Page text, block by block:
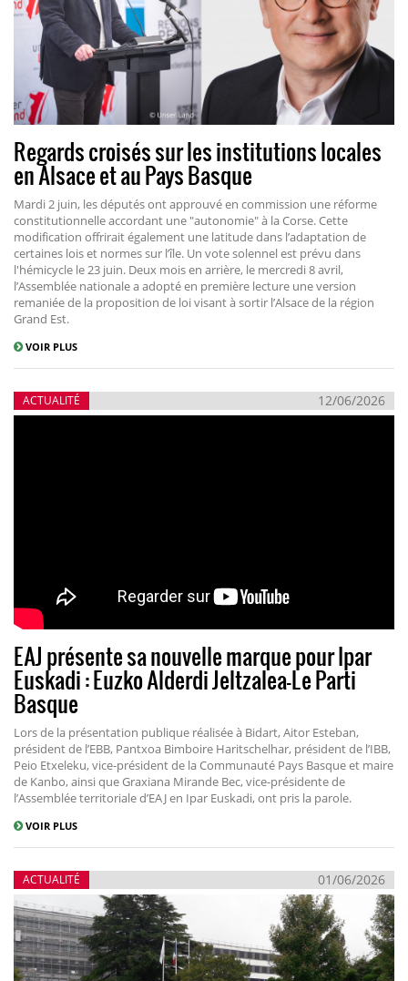
Regards croisés sur les institutions locales
en Alsace et au Pays Basque
Mardi 2 juin, les députés ont approuvé en commission une réforme
constitutionnelle accordant une "autonomie" à la Corse. Cette
modification offrirait également une latitude dans l’adaptation de
certaines lois et normes sur l’île. Un vote solennel est prévu dans
l'hémicycle le 23 juin. Deux mois en arrière, le mercredi 8 avril,
l’Assemblée nationale a adopté en première lecture une version
remaniée de la proposition de loi visant à sortir l’Alsace de la région
Grand Est.
VOIR PLUS
ACTUALITÉ 12/06/2026
EAJ présente sa nouvelle marque pour Ipar
Euskadi : Euzko Alderdi Jeltzalea-Le Parti
Basque
Lors de la présentation publique réalisée à Bidart, Aitor Esteban,
président de l’EBB, Pantxoa Bimboire Haritschelhar, président de l’IBB,
Peio Etxeleku, vice-président de la Communauté Pays Basque et maire
de Kanbo, ainsi que Graxiana Mirande Bec, vice-présidente de
l’Assemblée territoriale d’EAJ en Ipar Euskadi, ont pris la parole.
VOIR PLUS
ACTUALITÉ 01/06/2026